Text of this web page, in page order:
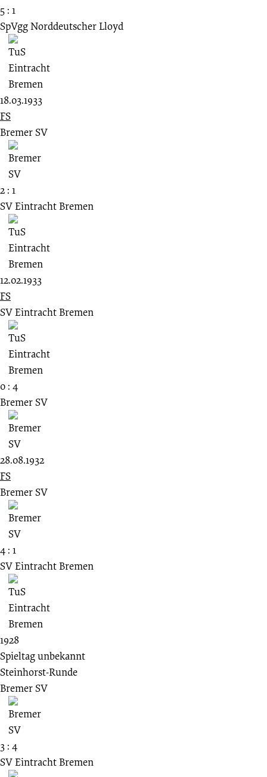
5 : 1
SpVgg Norddeutscher Lloyd
18.03.1933
FS
Bremer SV
2 : 1
SV Eintracht Bremen
12.02.1933
FS
SV Eintracht Bremen
0 : 4
Bremer SV
28.08.1932
FS
Bremer SV
4 : 1
SV Eintracht Bremen
1928
Spieltag unbekannt
Steinhorst-Runde
Bremer SV
3 : 4
SV Eintracht Bremen